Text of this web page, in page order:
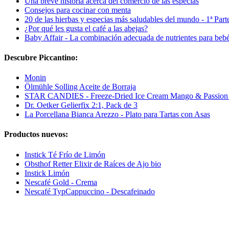
Consejos para cocinar con menta
20 de las hierbas y especias más saludables del mundo - 1ª
¿Por qué les gusta el café a las abejas?
Baby Affair - La combinación adecuada de nutrientes para
Descubre Piccantino:
Monin
Ölmühle Solling Aceite de Borraja
STAR CANDIES - Freeze-Dried Ice Cream Mango &
Dr. Oetker Gelierfix 2:1, Pack de 3
La Porcellana Bianca Arezzo - Plato para Tartas con Asas
Productos nuevos:
Instick Té Frío de Limón
Obsthof Retter Elixir de Raíces de Ajo bio
Instick Limón
Nescafé Gold - Crema
Nescafé TypCappuccino - Descafeinado